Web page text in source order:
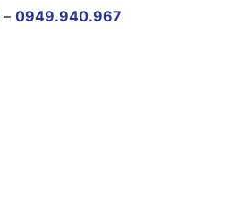
– 0949.940.967